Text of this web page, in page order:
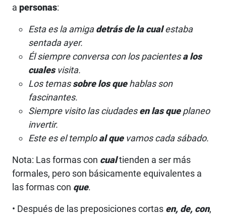
a personas:
Esta es la amigadetrás dela cualestaba
sentada ayer.
Él siempre conversa con los pacientesalos
cualesvisita.
Los temassobrelos quehablas son
fascinantes.
Siempre visito las ciudadesenlas queplaneo
invertir.
Este es el templo al quevamos cada sábado.
Nota: Las formas con cualtienden a ser más
formales, pero son básicamente equivalentes a
las formas con que.
• Después de las preposiciones cortas en, de, con,